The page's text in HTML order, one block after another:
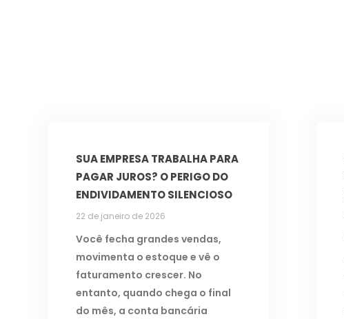
SUA EMPRESA TRABALHA PARA
PAGAR JUROS? O PERIGO DO
ENDIVIDAMENTO SILENCIOSO
22 de janeiro de 2026
Você fecha grandes vendas,
movimenta o estoque e vê o
faturamento crescer. No
entanto, quando chega o final
do mês, a conta bancária